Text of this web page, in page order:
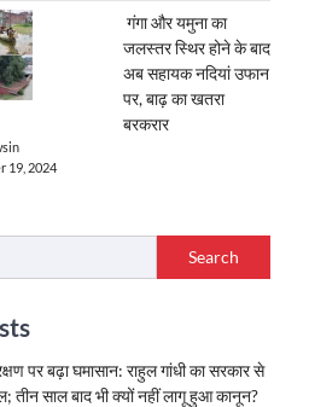
गंगा और यमुना का
जलस्तर स्थिर होने के बाद
अब सहायक नदियां उफान
पर, बाढ़ का खतरा
बरकरार
19, 2024
Search
पर बढ़ा घमासान: राहुल गांधी का सरकार से
तीन साल बाद भी क्यों नहीं लागू हुआ कानून?